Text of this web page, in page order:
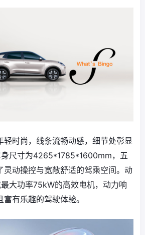
轻时尚，线条流畅动感，细节处彰显
尺寸为4265*1785*1600mm，五
灵动操控与宽敞舒适的驾乘空间。动
大功率75kW的高效电机，动力响
有乐趣的驾驶体验。